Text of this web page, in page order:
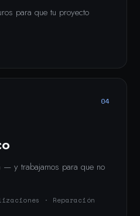
para que tu proyecto
04
— y trabajamos para que no
· Reparación